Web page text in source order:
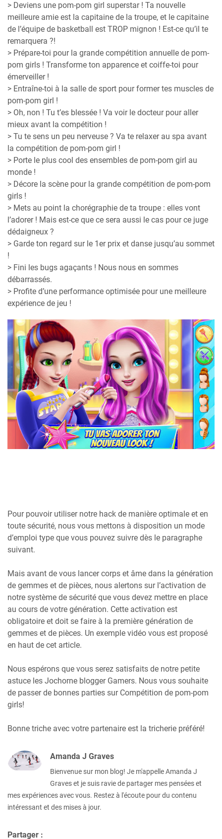
> Deviens une pom-pom girl superstar ! Ta nouvelle
meilleure amie est la capitaine de la troupe, et le capitaine
de l’équipe de basketball est TROP mignon ! Est-ce qu’il te
remarquera ?!
> Prépare-toi pour la grande compétition annuelle de pom-
pom girls ! Transforme ton apparence et coiffe-toi pour
émerveiller !
> Entraîne-toi à la salle de sport pour former tes muscles de
pom-pom girl !
> Oh, non ! Tu t’es blessée ! Va voir le docteur pour aller
mieux avant la compétition !
> Tu te sens un peu nerveuse ? Va te relaxer au spa avant
la compétition de pom-pom girl !
> Porte le plus cool des ensembles de pom-pom girl au
monde !
> Décore la scène pour la grande compétition de pom-pom
girls !
> Mets au point la chorégraphie de ta troupe : elles vont
l’adorer ! Mais est-ce que ce sera aussi le cas pour ce juge
dédaigneux ?
> Garde ton regard sur le 1er prix et danse jusqu’au sommet
!
> Fini les bugs agaçants ! Nous nous en sommes
débarrassés.
> Profite d’une performance optimisée pour une meilleure
expérience de jeu !
Pour pouvoir utiliser notre hack de manière optimale et en
toute sécurité, nous vous mettons à disposition un mode
d’emploi type que vous pouvez suivre dès le paragraphe
suivant.
Mais avant de vous lancer corps et âme dans la génération
de gemmes et de pièces, nous alertons sur l’activation de
notre système de sécurité que vous devez mettre en place
au cours de votre génération. Cette activation est
obligatoire et doit se faire à la première génération de
gemmes et de pièces. Un exemple vidéo vous est proposé
en haut de cet article.
Nous espérons que vous serez satisfaits de notre petite
astuce les Jochorne blogger Gamers. Nous vous souhaite
de passer de bonnes parties sur Compétition de pom-pom
girls!
Bonne triche avec votre partenaire est la tricherie préféré!
Amanda J Graves
Bienvenue sur mon blog! Je m'appelle Amanda J
Graves et je suis ravie de partager mes pensées et
mes expériences avec vous. Restez à l'écoute pour du contenu
intéressant et des mises à jour.
Partager :